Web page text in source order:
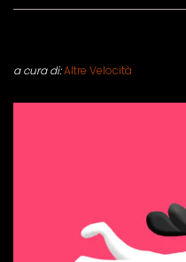
a cura di:Altre Velocità